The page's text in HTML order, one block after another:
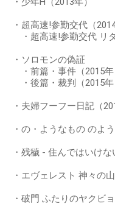
・超高速!参勤交代（2014
・超高速!参勤交代 リ
・ソロモンの偽証
・前篇・事件（2015年
・後篇・裁判（2015年
・夫婦フーフー日記（
・の・ようなもの のよ
・残穢 - 住んではいけな
・エヴェレスト 神々の
・破門 ふたりのヤクビ